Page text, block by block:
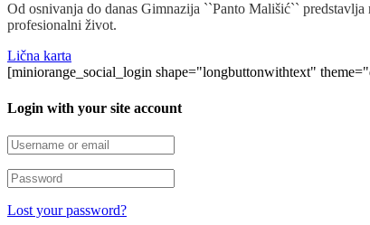
Od osnivanja do danas Gimnazija ``Panto Mališić``
profesionalni život.
Lična karta
[miniorange_social_login shape="longbuttonwithtext"
Login with your site account
Lost your password?